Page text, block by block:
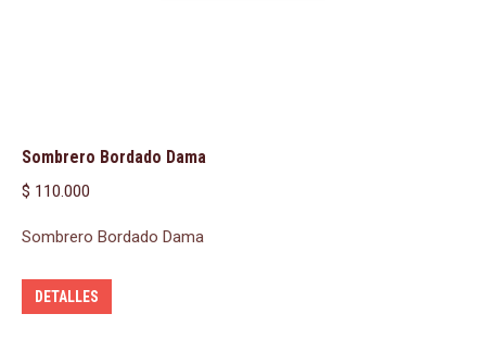
Sombrero Bordado Dama
$ 110.000
Sombrero Bordado Dama
DETALLES